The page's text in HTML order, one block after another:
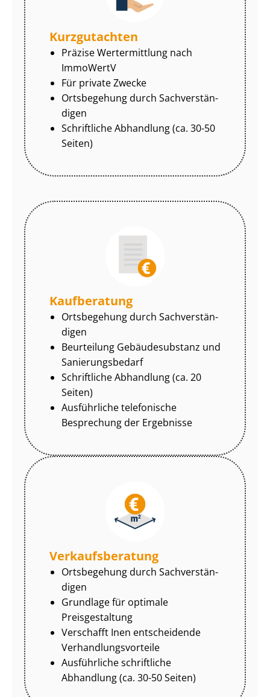
Kurzgutachten
Präzise Wertermittlung nach
ImmoWertV
Für private Zwecke
Ortsbegehung durch Sach­ver­stän­
di­gen
Schriftliche Abhandlung (ca. 30-50
Seiten)
Kaufberatung
Ortsbegehung durch Sach­ver­stän­
di­gen
Beurteilung Gebäudesubstanz und
Sa­nie­rungs­be­darf
Schriftliche Abhandlung (ca. 20
Seiten)
Ausführliche telefonische
Besprechung der Ergebnisse
Ver­kaufs­be­ra­tung
Ortsbegehung durch Sach­ver­stän­
di­gen
Grundlage für optimale
Preisgestaltung
Verschafft Inen entscheidende
Ver­hand­lungs­vor­tei­le
Ausführliche schriftliche
Abhandlung (ca. 30-50 Seiten)